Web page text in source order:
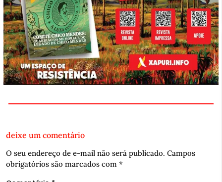
deixe um comentário
O seu endereço de e-mail não será publicado. Campos
obrigatórios são marcados com *